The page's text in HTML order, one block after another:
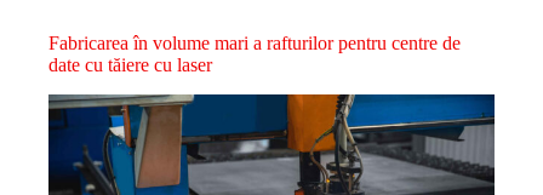
Fabricarea în volume mari a rafturilor pentru centre de
date cu tăiere cu laser